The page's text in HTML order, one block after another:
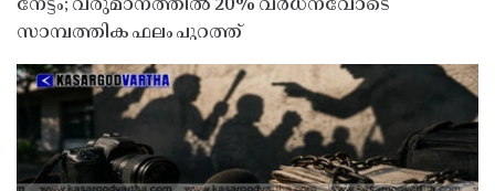
നേട്ടം; വരുമാനത്തിൽ 20% വർധനവോടെ
സാമ്പത്തിക ഫലം പുറത്ത്